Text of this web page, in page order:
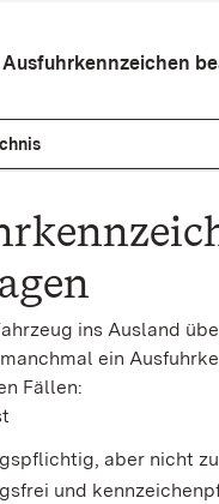
Ausfuhrkennzeichen
ins Ausland
ein
Fällen:
aber nicht
und